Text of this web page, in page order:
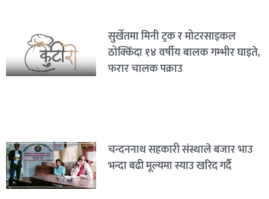
सुर्खेतमा मिनी ट्रक र मोटरसाइकल
ठोक्किँदा १४ वर्षीय बालक गम्भीर घाइते,
फरार चालक पक्राउ
चन्दननाथ सहकारी संस्थाले बजार भाउ
भन्दा बढी मूल्यमा स्याउ खरिद गर्दै